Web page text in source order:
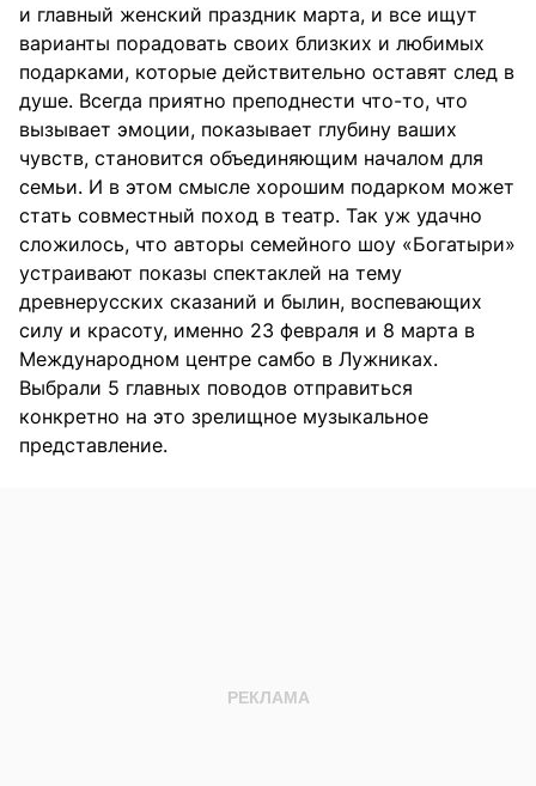
и главный женский праздник марта, и все ищут
варианты порадовать своих близких и любимых
подарками, которые действительно оставят след в
душе. Всегда приятно преподнести что-то, что
вызывает эмоции, показывает глубину ваших
чувств, становится объединяющим началом для
семьи. И в этом смысле хорошим подарком может
стать совместный поход в театр. Так уж удачно
сложилось, что авторы семейного шоу «Богатыри»
устраивают показы спектаклей на тему
древнерусских сказаний и былин, воспевающих
силу и красоту, именно 23 февраля и 8 марта в
Международном центре самбо в Лужниках.
Выбрали 5 главных поводов отправиться
конкретно на это зрелищное музыкальное
представление.